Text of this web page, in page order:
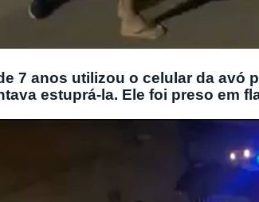
7 anos utilizou o celular da avó
estuprá-la. Ele foi preso em